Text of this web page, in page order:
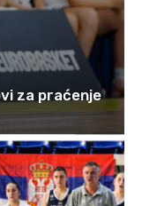
za praćenje